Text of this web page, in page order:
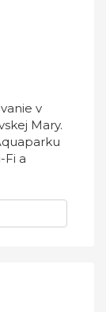
v
Mary.
Fi a